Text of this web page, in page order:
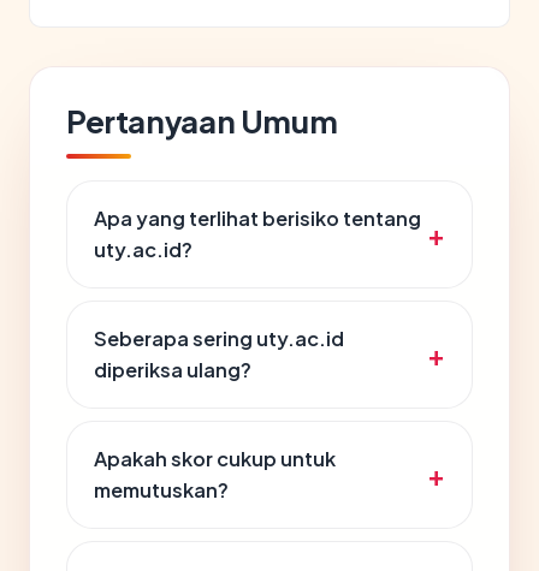
Pertanyaan Umum
Apa yang terlihat berisiko tentang
uty.ac.id?
Seberapa sering uty.ac.id
diperiksa ulang?
Apakah skor cukup untuk
memutuskan?